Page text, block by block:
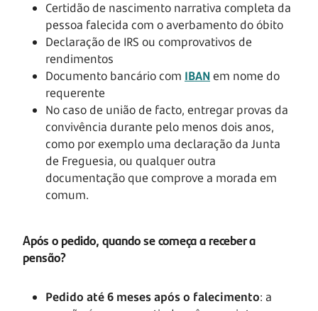
Certidão de nascimento narrativa completa da
pessoa falecida com o averbamento do óbito
Declaração de IRS ou comprovativos de
rendimentos
Documento bancário com IBAN em nome do
requerente
No caso de união de facto, entregar provas da
convivência durante pelo menos dois anos,
como por exemplo uma declaração da Junta
de Freguesia, ou qualquer outra
documentação que comprove a morada em
comum.
Após o pedido, quando se começa a receber a
pensão?
Pedido até 6 meses após o falecimento: a